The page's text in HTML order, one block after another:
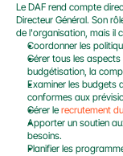
Le DAF rend compte
Directeur Général. Son
de l'organisation, mais il
Coordonner les
Gérer tous les
budgétisation, la
Examiner les budgets
conformes aux
Gérer le recrutement
Apporter un soutien
besoins.
Planifier les